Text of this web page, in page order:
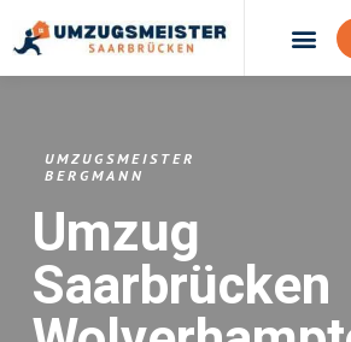
UMZUGSMEISTER
BERGMANN
Umzug
Saarbrücken